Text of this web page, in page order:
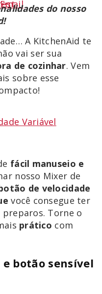
do nosso
A KitchenAid te
vai ser sua
de cozinhar. Vem
sobre esse
Variável
fácil manuseio e
nosso Mixer de
de velocidade
você consegue ter
Torne o
prático com
botão sensível